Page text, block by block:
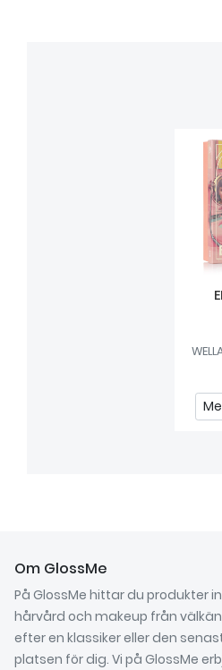
Om GlossMe
På GlossMe hittar du produkter
hårvård och makeup från
efter en klassiker eller den
platsen för dig. Vi på GlossMe